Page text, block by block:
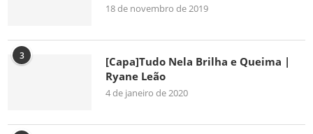
18 de novembro de 2019
3
[Capa]Tudo Nela Brilha e Queima |
Ryane Leão
4 de janeiro de 2020